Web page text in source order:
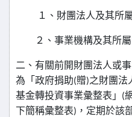
１、財團法人及其所屬
２、事業機構及其所屬
二、有關前開財團法人或
為「政府捐助(贈)之財團法
基金轉投資事業彙整表」 (
下簡稱彙整表) ，定期於該